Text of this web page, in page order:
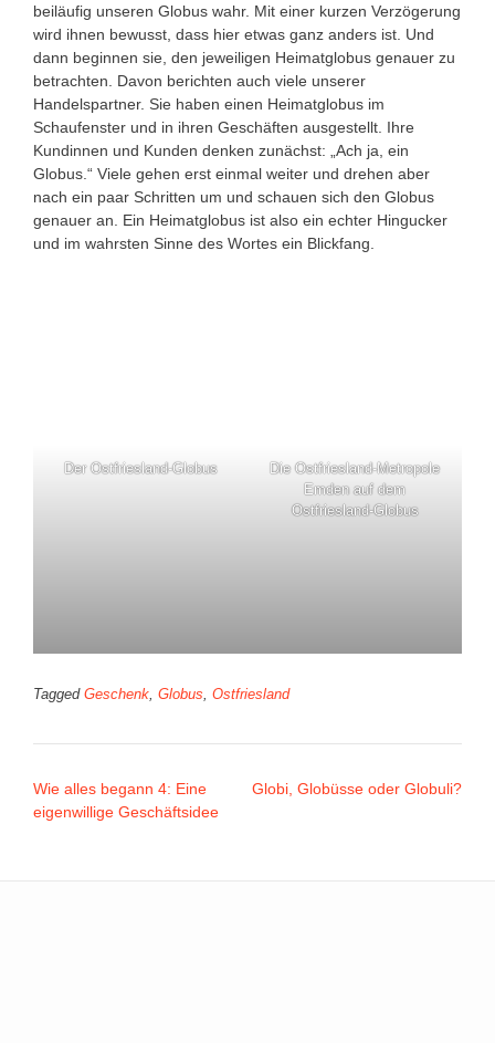
beiläufig unseren Globus wahr. Mit einer kurzen Verzögerung
wird ihnen bewusst, dass hier etwas ganz anders ist. Und
dann beginnen sie, den jeweiligen Heimatglobus genauer zu
betrachten. Davon berichten auch viele unserer
Handelspartner. Sie haben einen Heimatglobus im
Schaufenster und in ihren Geschäften ausgestellt. Ihre
Kundinnen und Kunden denken zunächst: „Ach ja, ein
Globus.“ Viele gehen erst einmal weiter und drehen aber
nach ein paar Schritten um und schauen sich den Globus
genauer an. Ein Heimatglobus ist also ein echter Hingucker
und im wahrsten Sinne des Wortes ein Blickfang.
Der Ostfriesland-Globus
Die Ostfriesland-Metropole
Emden auf dem
Ostfriesland-Globus
Tagged Geschenk, Globus, Ostfriesland
Post
navigation
Wie alles begann 4: Eine
eigenwillige Geschäftsidee
Globi, Globüsse oder Globuli?